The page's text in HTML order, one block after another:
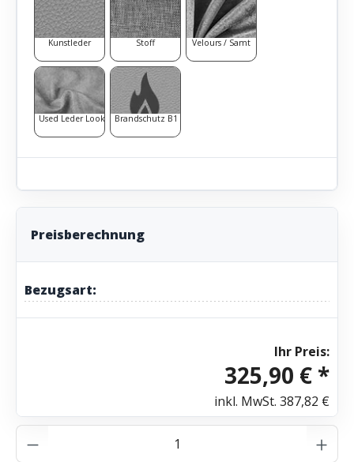
Kunstleder Stoff Velours / Samt
Used Leder Look Brandschutz B1
Preisberechnung
Bezugsart:
Ihr Preis:
325,90 € *
inkl. MwSt. 387,82 €
Produkt Anzahl: Gib den gewünschten